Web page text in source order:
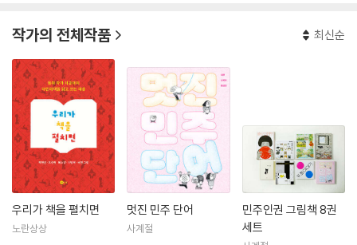
작가의 전체작품 최신순
우리가 책을 펼치면
노란상상
멋진 민주 단어
사계절
민주인권 그림책 8권
세트